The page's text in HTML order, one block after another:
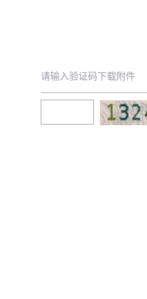
请输入验证码下载附件